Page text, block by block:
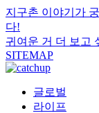
지구촌 이야기가
다!
귀여운 거 더 보고
SITEMAP
글로벌
라이프